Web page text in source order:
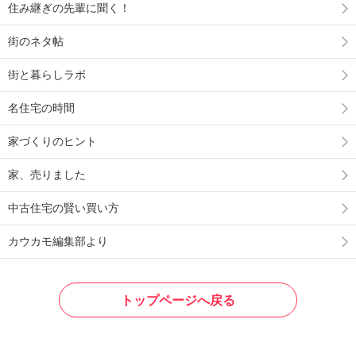
住み継ぎの先輩に聞く！
街のネタ帖
街と暮らしラボ
名住宅の時間
家づくりのヒント
家、売りました
中古住宅の賢い買い方
カウカモ編集部より
トップページへ戻る